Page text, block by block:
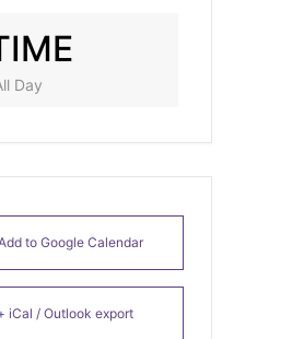
Day
to Google Calendar
iCal / Outlook export